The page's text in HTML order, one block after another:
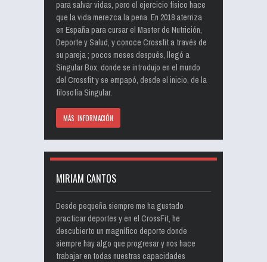
para salvar vidas, pero el ejercicio físico hace
que la vida merezca la pena. En 2018 aterriza
en España para cursar el Master de Nutrición,
Deporte y Salud, y conoce Crossfit a través de
su pareja ; pocos meses después, llegó a
Singular Box, donde se introdujo en el mundo
del Crossfit y se empapó, desde el inicio, de la
filosofía Singular.
MÁS INFORMACIÓN
MIRIAM CANTOS
Desde pequeña siempre me ha gustado
practicar deportes y en el CrossFit, he
descubierto un magnífico deporte donde
siempre hay algo que progresar y nos hace
trabajar en todas nuestras capacidades